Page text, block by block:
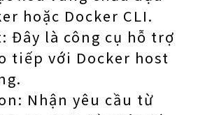
hoặc Docker CLI.
Đây là công cụ hỗ trợ
tiếp với Docker host
Nhận yêu cầu từ